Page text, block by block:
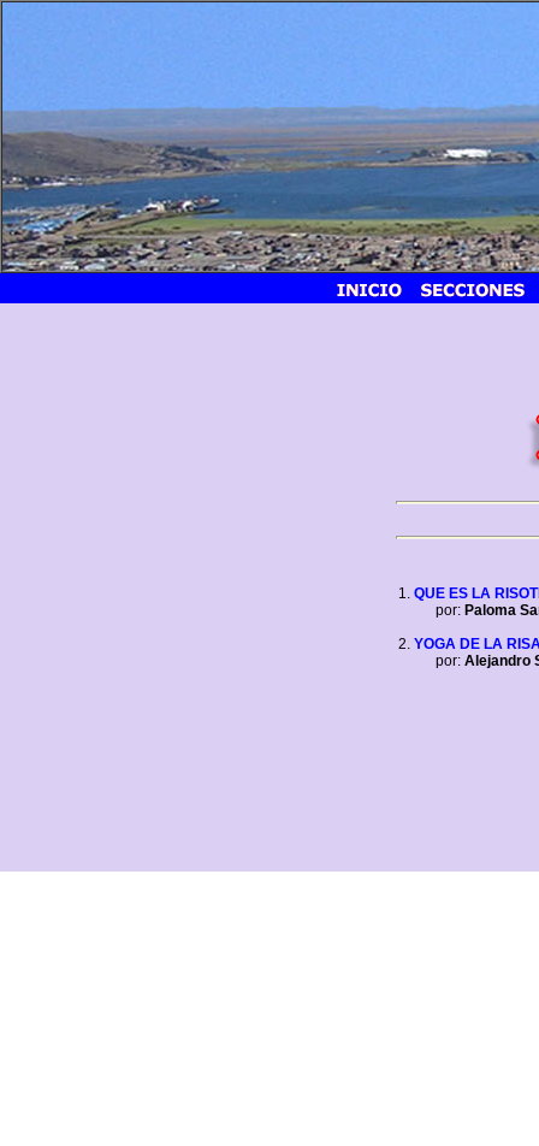
QUE ES LA
por: Paloma
YOGA DE LA
por: Alejandro